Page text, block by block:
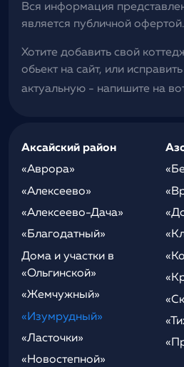
Вся информация
является публичной офертой.
Хотите добавить свой
обьект на сайт, или
актуальную - напишите на
Аксайский район
«Аврора»
«Алексеево»
«Алексеево-Дача»
«Благодатный»
Дома и участки в
«Ольгинской»
«Жемчужный»
«Изумрудный»
«Ласточки»
«Новостепной»